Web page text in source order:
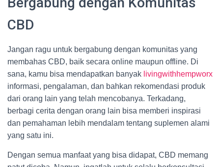
CBD
Jangan ragu untuk bergabung dengan komunitas yang
membahas CBD, baik secara online maupun offline. Di
sana, kamu bisa mendapatkan banyak livingwithhempworx
informasi, pengalaman, dan bahkan rekomendasi produk
dari orang lain yang telah mencobanya. Terkadang,
berbagi cerita dengan orang lain bisa memberi inspirasi
dan pemahaman lebih mendalam tentang suplemen alami
yang satu ini.
Dengan semua manfaat yang bisa didapat, CBD memang